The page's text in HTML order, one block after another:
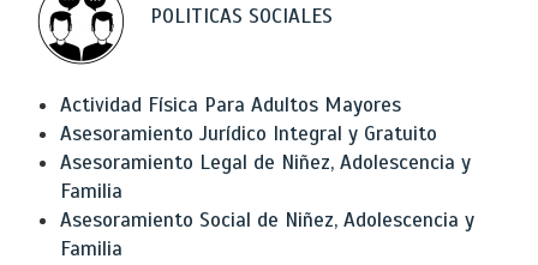
POLITICAS SOCIALES
Actividad Física Para Adultos Mayores
Asesoramiento Jurídico Integral y Gratuito
Asesoramiento Legal de Niñez, Adolescencia y
Familia
Asesoramiento Social de Niñez, Adolescencia y
Familia